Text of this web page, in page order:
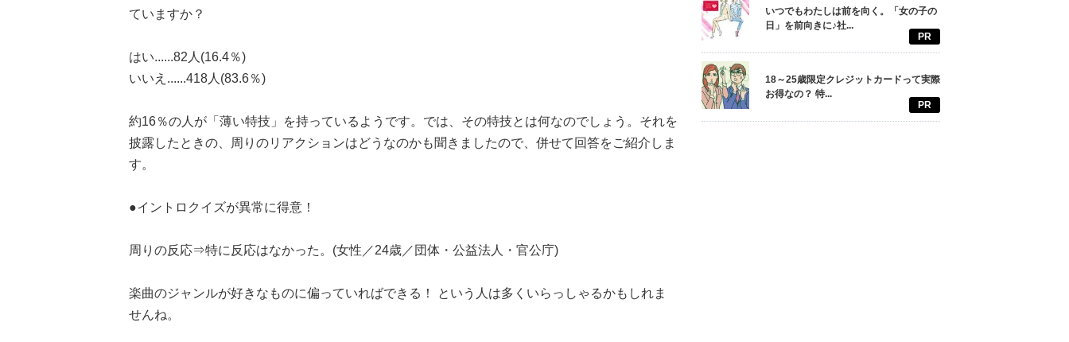
ていますか？
はい......82人(16.4％)
いいえ......418人(83.6％)
約16％の人が「薄い特技」を持っているようです。では、その特技とは何なのでしょう。それを
披露したときの、周りのリアクションはどうなのかも聞きましたので、併せて回答をご紹介しま
す。
●イントロクイズが異常に得意！
周りの反応⇒特に反応はなかった。(女性／24歳／団体・公益法人・官公庁)
楽曲のジャンルが好きなものに偏っていればできる！ という人は多くいらっしゃるかもしれま
せんね。
いつでもわたしは前を向く。「女の子の
日」を前向きに♪社...
PR
18～25歳限定クレジットカードって実際
お得なの？ 特...
PR